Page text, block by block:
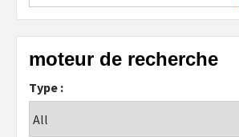
moteur de recherche
Type :